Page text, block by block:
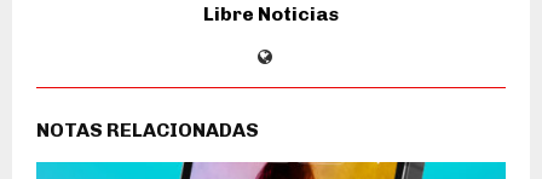
Libre Noticias
NOTAS RELACIONADAS